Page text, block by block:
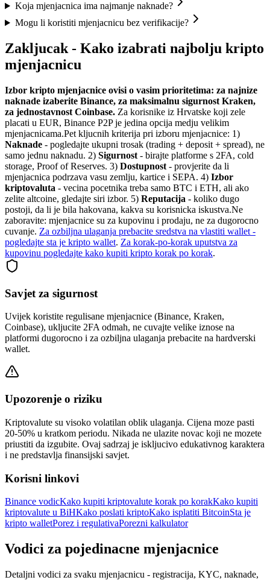
Koja mjenjacnica ima najmanje naknade?
Mogu li koristiti mjenjacnicu bez verifikacije?
Zakljucak - Kako izabrati najbolju kripto
mjenjacnicu
Izbor kripto mjenjacnice ovisi o vasim prioritetima: za najnize
naknade izaberite Binance, za maksimalnu sigurnost Kraken,
za jednostavnost Coinbase. Za korisnike iz Hrvatske koji zele
placati u EUR, Binance P2P je jedina opcija medju velikim
mjenjacnicama.Pet kljucnih kriterija pri izboru mjenjacnice: 1)
Naknade - pogledajte ukupni trosak (trading + deposit + spread), ne
samo jednu naknadu. 2) Sigurnost - birajte platforme s 2FA, cold
storage, Proof of Reserves. 3) Dostupnost - provjerite da li
mjenjacnica podrzava vasu zemlju, kartice i SEPA. 4) Izbor
kriptovaluta - vecina pocetnika treba samo BTC i ETH, ali ako
zelite altcoine, gledajte siri izbor. 5) Reputacija - koliko dugo
postoji, da li je bila hakovana, kakva su korisnicka iskustva.Ne
zaboravite: mjenjacnice su za kupovinu i prodaju, ne za dugorocno
cuvanje. Za ozbiljna ulaganja prebacite sredstva na vlastiti wallet -
pogledajte sta je kripto wallet. Za korak-po-korak uputstva za
kupovinu pogledajte kako kupiti kripto korak po korak.
Savjet za sigurnost
Uvijek koristite regulisane mjenjacnice (Binance, Kraken,
Coinbase), ukljucite 2FA odmah, ne cuvajte velike iznose na
platformi dugorocno i za ozbiljna ulaganja prebacite na hardverski
wallet.
Upozorenje o riziku
Kriptovalute su visoko volatilan oblik ulaganja. Cijena moze pasti
20-50% u kratkom periodu. Nikada ne ulazite novac koji ne mozete
priustiti da izgubite. Ovaj sadrzaj je iskljucivo edukativnog karaktera
i ne predstavlja finansijski savjet.
Korisni linkovi
Binance vodicKako kupiti kriptovalute korak po korakKako kupiti
kriptovalute u BiHKako poslati kriptoKako isplatiti BitcoinSta je
kripto walletPorez i regulativaPorezni kalkulator
Vodici za pojedinacne mjenjacnice
Detaljni vodici za svaku mjenjacnicu - registracija, KYC, naknade,